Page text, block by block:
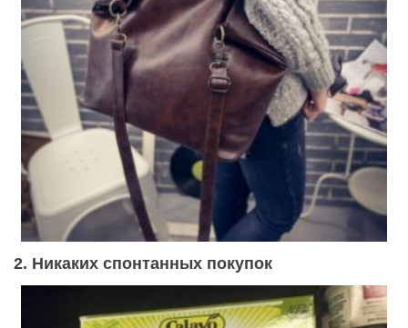
2. Никаких спонтанных покупок